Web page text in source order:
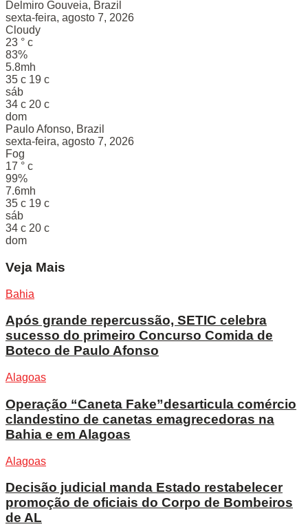
Delmiro Gouveia, Brazil
sexta-feira, agosto 7, 2026
Cloudy
23 ° c
83%
5.8mh
35 c 19 c
sáb
34 c 20 c
dom
Paulo Afonso, Brazil
sexta-feira, agosto 7, 2026
Fog
17 ° c
99%
7.6mh
35 c 19 c
sáb
34 c 20 c
dom
Veja Mais
Bahia
Após grande repercussão, SETIC celebra
sucesso do primeiro Concurso Comida de
Boteco de Paulo Afonso
Alagoas
Operação “Caneta Fake”desarticula comércio
clandestino de canetas emagrecedoras na
Bahia e em Alagoas
Alagoas
Decisão judicial manda Estado restabelecer
promoção de oficiais do Corpo de Bombeiros
de AL